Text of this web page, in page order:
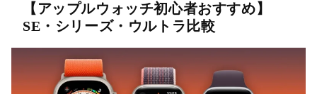
【アップルウォッチ初心者おすすめ】
SE・シリーズ・ウルトラ比較